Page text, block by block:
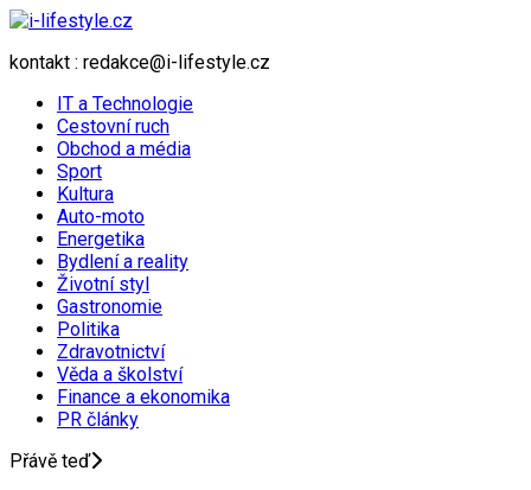
kontakt : redakce@i-lifestyle.cz
IT a Technologie
Cestovní ruch
Obchod a média
Sport
Kultura
Auto-moto
Energetika
Bydlení a reality
Životní styl
Gastronomie
Politika
Zdravotnictví
Věda a školství
Finance a ekonomika
PR články
Přávě teď